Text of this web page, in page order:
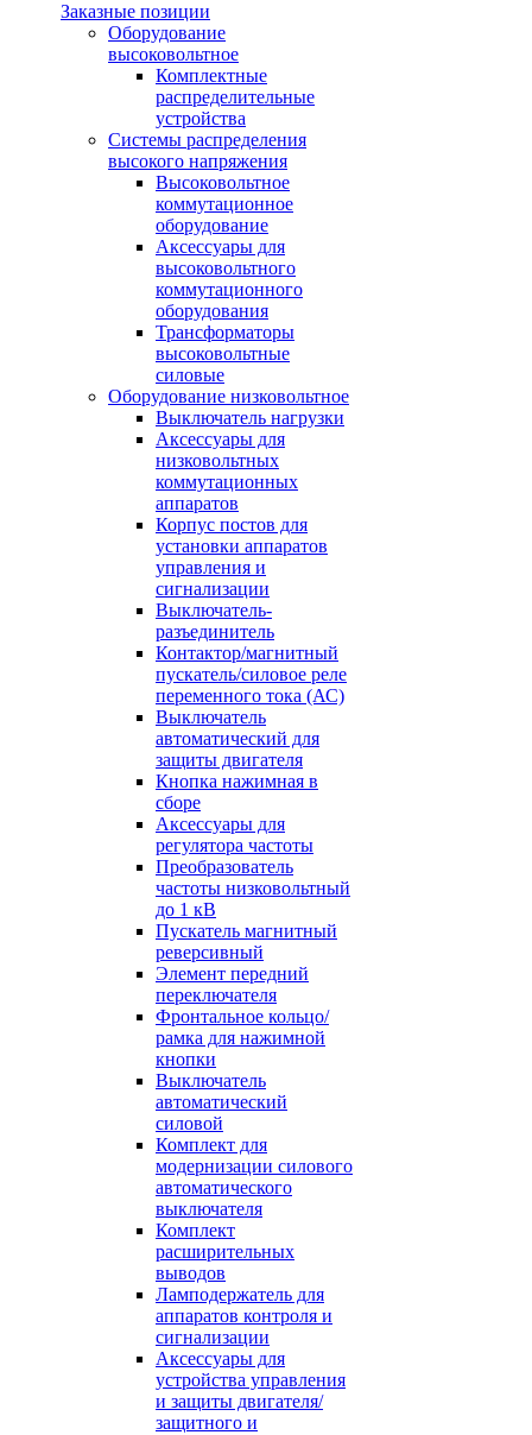
Заказные позиции
Оборудование
высоковольтное
Комплектные
распределительные
устройства
Системы распределения
высокого напряжения
Высоковольтное
коммутационное
оборудование
Аксессуары для
высоковольтного
коммутационного
оборудования
Трансформаторы
высоковольтные
силовые
Оборудование низковольтное
Выключатель нагрузки
Аксессуары для
низковольтных
коммутационных
аппаратов
Корпус постов для
установки аппаратов
управления и
сигнализации
Выключатель-
разъединитель
Контактор/магнитный
пускатель/силовое реле
переменного тока (АС)
Выключатель
автоматический для
защиты двигателя
Кнопка нажимная в
сборе
Аксессуары для
регулятора частоты
Преобразователь
частоты низковольтный
до 1 кВ
Пускатель магнитный
реверсивный
Элемент передний
переключателя
Фронтальное кольцо/
рамка для нажимной
кнопки
Выключатель
автоматический
силовой
Комплект для
модернизации силового
автоматического
выключателя
Комплект
расширительных
выводов
Ламподержатель для
аппаратов контроля и
сигнализации
Аксессуары для
устройства управления
и защиты двигателя/
защитного и